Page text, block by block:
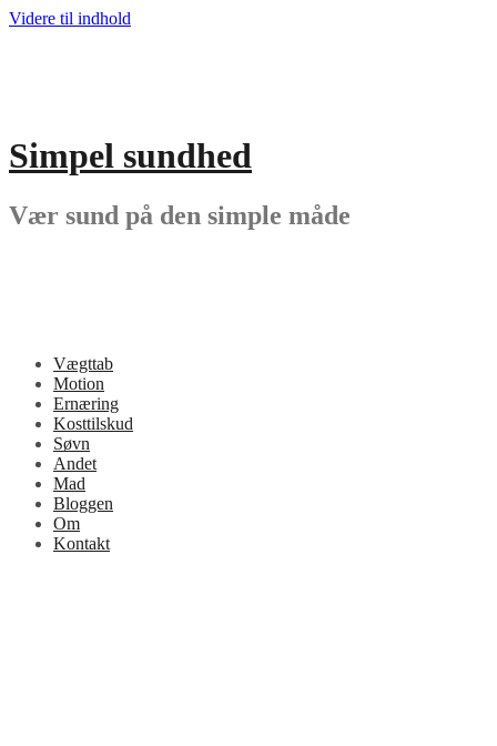
Videre til indhold
Simpel sundhed
Vær sund på den simple måde
Vægttab
Motion
Ernæring
Kosttilskud
Søvn
Andet
Mad
Bloggen
Om
Kontakt